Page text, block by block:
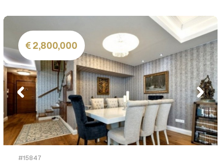
2,800,000
#15847